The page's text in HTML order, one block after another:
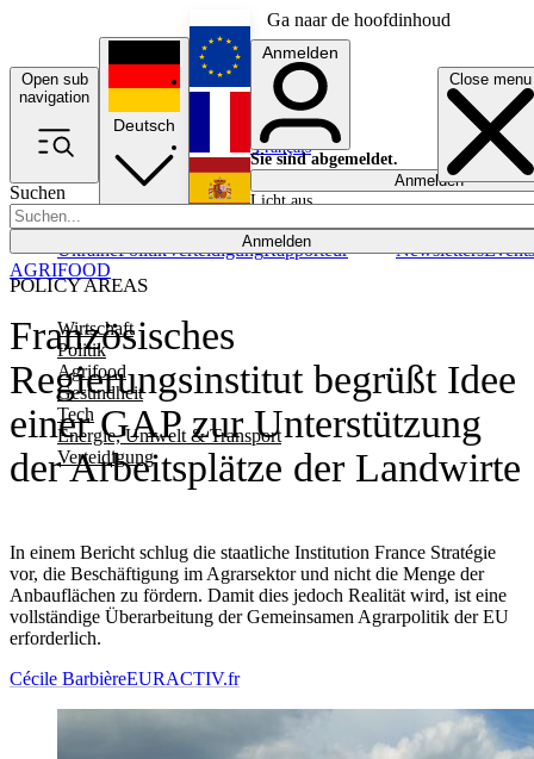
Ga naar de hoofdinhoud
Open sub
navigation
Close menu
Suchen
Anmelden
POLICY AREAS
Wirtschaft
Politik
Agrifood
Gesundheit
Tech
Energie, Umwelt & Transport
Verteidigung
UkrainePolitikVerteidigungRapporteur NewslettersEvents
Deutsch
English
Français
Anmelden
Sie sind abgemeldet.
Anmelden
Licht aus
Französisches
Regierungsinstitut begrüßt Idee
einer GAP zur Unterstützung
der Arbeitsplätze der Landwirte
In einem Bericht schlug die staatliche Institution France Stratégie
vor, die Beschäftigung im Agrarsektor und nicht die Menge der
Anbauflächen zu fördern. Damit dies jedoch Realität wird, ist eine
vollständige Überarbeitung der Gemeinsamen Agrarpolitik der EU
erforderlich.
AGRIFOOD
Cécile BarbièreEURACTIV.fr